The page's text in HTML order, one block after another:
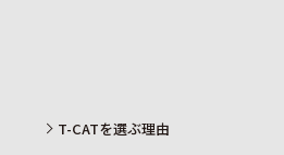
T-CATを選ぶ理由